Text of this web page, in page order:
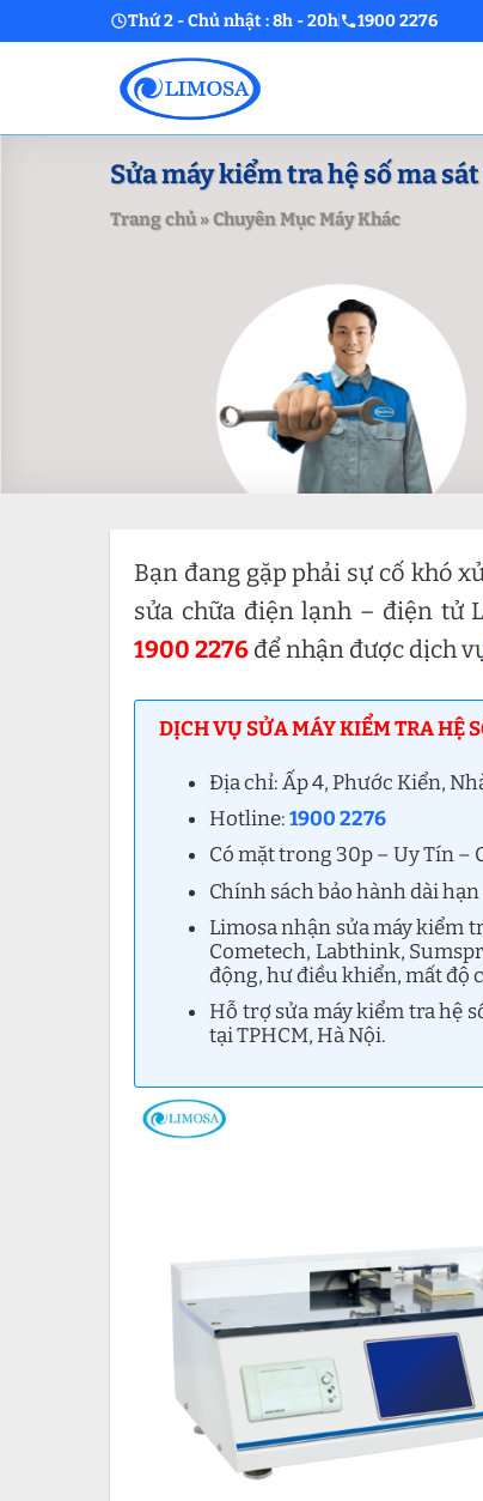
to
Thứ 2 - Chủ nhật : 8h - 20h 1900 2276
Sửa máy kiểm tra hệ số ma
Trang chủ»Chuyên Mục Máy Khác
Bạn đang gặp phải sự cố khó
sửa chữa điện lạnh – điện tử
1900 2276 để nhận được dịch
DỊCH VỤ SỬA MÁY KIỂM TRA HỆ
Địa chỉ: Ấp 4, Phước Kiển,
Hotline:1900 2276
Có mặt trong 30p – Uy Tín –
Chính sách bảo hành dài hạn
Limosa nhận sửa máy kiểm
Cometech, Labthink,
động, hư điều khiển, mất độ
Hỗ trợ sửa máy kiểm tra hệ
tại TPHCM, Hà Nội.